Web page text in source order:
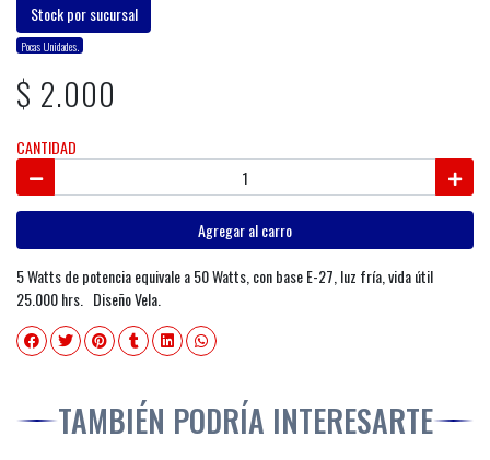
Stock por sucursal
Pocas Unidades.
$ 2.000
CANTIDAD
Agregar al carro
5 Watts de potencia equivale a 50 Watts, con base E-27, luz fría, vida útil
25.000 hrs. Diseño Vela.
TAMBIÉN PODRÍA INTERESARTE